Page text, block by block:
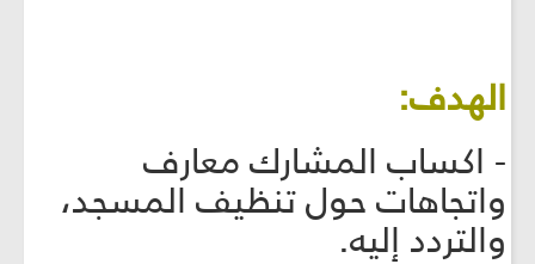
الهدف:
- اكساب المشارك معارف
واتجاهات حول تنظيف المسجد،
والتردد إليه.